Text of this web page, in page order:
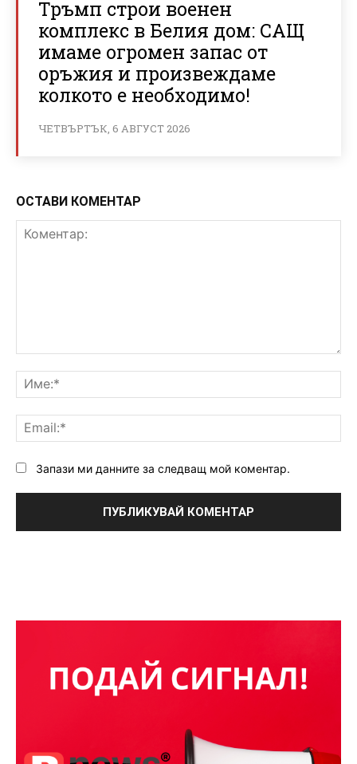
Тръмп строи военен
комплекс в Белия дом: САЩ
имаме огромен запас от
оръжия и произвеждаме
колкото е необходимо!
ЧЕТВЪРТЪК, 6 АВГУСТ 2026
ОСТАВИ КОМЕНТАР
Запази ми данните за следващ мой коментар.